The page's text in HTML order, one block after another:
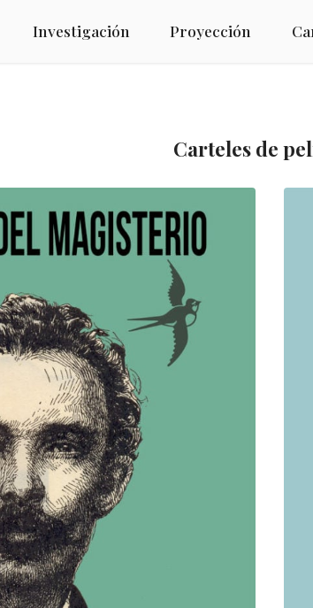
Investigación Proyección
Carteles de